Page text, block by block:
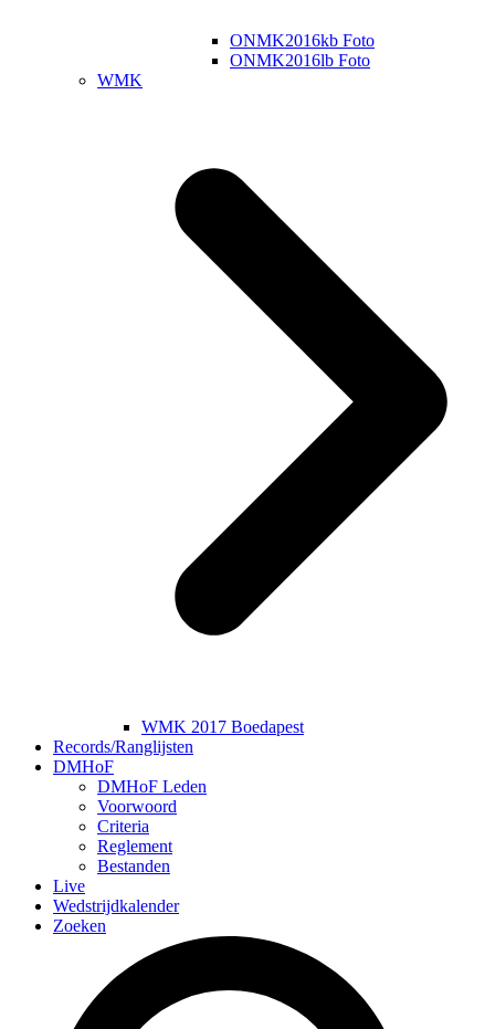
ONMK2016kb Foto
ONMK2016lb Foto
WMK
WMK 2017 Boedapest
Records/Ranglijsten
DMHoF
DMHoF Leden
Voorwoord
Criteria
Reglement
Bestanden
Live
Wedstrijdkalender
Zoeken